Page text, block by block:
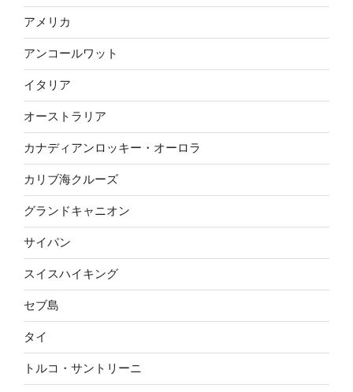
アメリカ
アンコールワット
イタリア
オーストラリア
カナディアンロッキー・オーロラ
カリブ海クルーズ
グランドキャニオン
サイパン
スイスハイキング
セブ島
タイ
トルコ・サントリーニ